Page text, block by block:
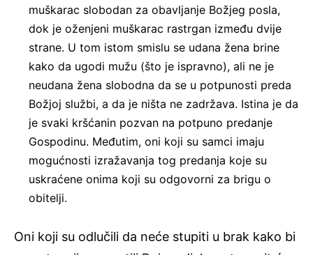
muškarac slobodan za obavljanje Božjeg posla,
dok je oženjeni muškarac rastrgan između dvije
strane. U tom istom smislu se udana žena brine
kako da ugodi mužu (što je ispravno), ali ne je
neudana žena slobodna da se u potpunosti preda
Božjoj službi, a da je ništa ne zadržava. Istina je da
je svaki kršćanin pozvan na potpuno predanje
Gospodinu. Međutim, oni koji su samci imaju
mogućnosti izražavanja tog predanja koje su
uskraćene onima koji su odgovorni za brigu o
obitelji.
Oni koji su odlučili da neće stupiti u brak kako bi